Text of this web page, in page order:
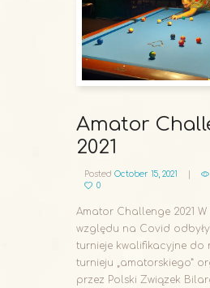
Amator
2021
Posted October 15, 2021
0
Amator Challenge 2021
względu na Covid
turnieje kwalifikacyjne do
turnieju „amatorskiego”
przez Polski Związek